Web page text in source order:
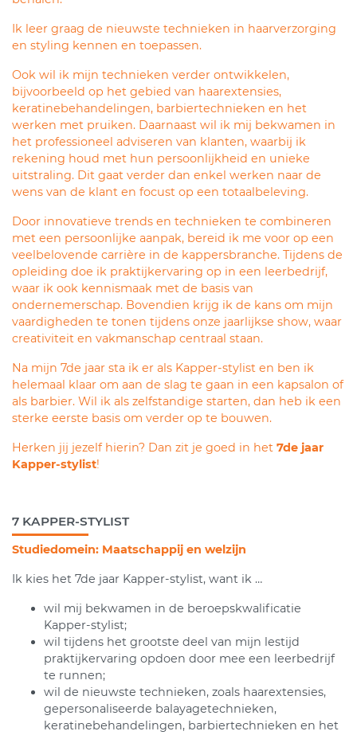
Ik leer graag de nieuwste technieken in haarverzorging
en styling kennen en toepassen.
Ook wil ik mijn technieken verder ontwikkelen,
bijvoorbeeld op het gebied van haarextensies,
keratinebehandelingen, barbiertechnieken en het
werken met pruiken. Daarnaast wil ik mij bekwamen in
het professioneel adviseren van klanten, waarbij ik
rekening houd met hun persoonlijkheid en unieke
uitstraling. Dit gaat verder dan enkel werken naar de
wens van de klant en focust op een totaalbeleving.
Door innovatieve trends en technieken te combineren
met een persoonlijke aanpak, bereid ik me voor op een
veelbelovende carrière in de kappersbranche. Tijdens de
opleiding doe ik praktijkervaring op in een leerbedrijf,
waar ik ook kennismaak met de basis van
ondernemerschap. Bovendien krijg ik de kans om mijn
vaardigheden te tonen tijdens onze jaarlijkse show, waar
creativiteit en vakmanschap centraal staan.
Na mijn 7de jaar sta ik er als Kapper-stylist en ben ik
helemaal klaar om aan de slag te gaan in een kapsalon of
als barbier. Wil ik als zelfstandige starten, dan heb ik een
sterke eerste basis om verder op te bouwen.
Herken jij jezelf hierin? Dan zit je goed in het 7de jaar
Kapper-stylist!
7 KAPPER-STYLIST
Studiedomein: Maatschappij en welzijn
Ik kies het 7de jaar Kapper-stylist, want ik …
wil mij bekwamen in de beroepskwalificatie
Kapper-stylist;
wil tijdens het grootste deel van mijn lestijd
praktijkervaring opdoen door mee een leerbedrijf
te runnen;
wil de nieuwste technieken, zoals haarextensies,
gepersonaliseerde balayagetechnieken,
keratinebehandelingen, barbiertechnieken en het